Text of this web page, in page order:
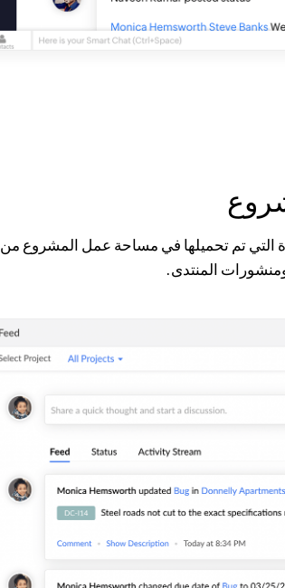
التي تم تحميلها في مساحة عمل المشروع من
المنتدى.